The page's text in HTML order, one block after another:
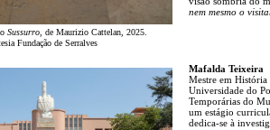
Sussurro , de Maurizio Cattelan, 2025.
Fundação de Serralves
nem mesmo o
Mafalda Teixeira
Mestre em
Universidade do
Temporárias do
um estágio
dedica-se à